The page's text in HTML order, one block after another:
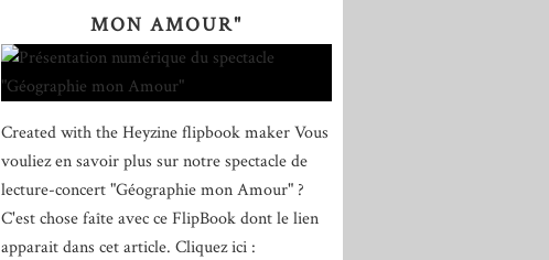
MON AMOUR"
Created with the Heyzine flipbook maker Vous
vouliez en savoir plus sur notre spectacle de
lecture-concert "Géographie mon Amour" ?
C'est chose faîte avec ce FlipBook dont le lien
apparait dans cet article. Cliquez ici :